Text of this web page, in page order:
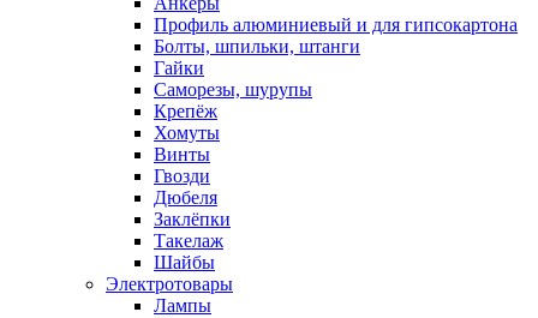
Профиль алюминиевый и для гипсокартона
Болты, шпильки, штанги
Гайки
Саморезы, шурупы
Крепёж
Хомуты
Винты
Гвозди
Дюбеля
Заклёпки
Такелаж
Шайбы
Электротовары
Лампы